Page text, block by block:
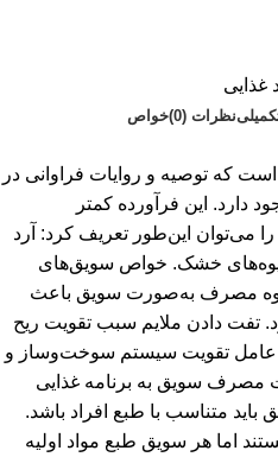
غذایی
نظرات (0) خواص
که توصیه و روایات فراوانی در
دارد. این فرآورده کمتر
می‌توان این‌طور تعریف کرد: آرد
خشک. خواص سویق‌های
مصرف به‌صورت سویق باعث
تفت دادن ملایم سبب تقویت ریح
عامل تقویت سیستم سوخت‌وساز و
مصرف سویق به برنامه غذایی
باید متناسب با طبع افراد باشد.
اما هر سویق طبع مواد اولیه